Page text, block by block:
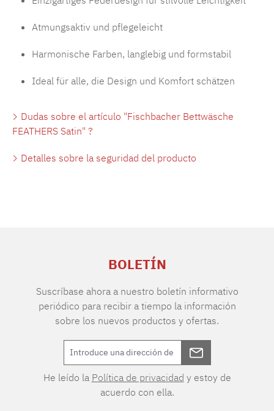
Atmungsaktiv und pflegeleicht
Harmonische Farben, langlebig und formstabil
Ideal für alle, die Design und Komfort schätzen
Dudas sobre el artículo "Fischbacher Bettwäsche
FEATHERS Satin" ?
Detalles sobre la seguridad del producto
BOLETÍN
Suscríbase ahora a nuestro boletín informativo
periódico para recibir a tiempo la información
sobre los nuevos productos y ofertas.
He leído la Política de privacidad y estoy de
acuerdo con ella.